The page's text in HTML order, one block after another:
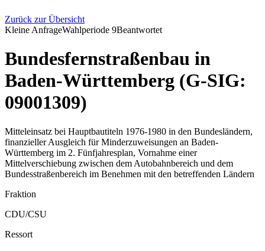
Zurück zur Übersicht
Kleine AnfrageWahlperiode 9Beantwortet
Bundesfernstraßenbau in
Baden-Württemberg (G-SIG:
09001309)
Mitteleinsatz bei Hauptbautiteln 1976-1980 in den Bundesländern,
finanzieller Ausgleich für Minderzuweisungen an Baden-
Württemberg im 2. Fünfjahresplan, Vornahme einer
Mittelverschiebung zwischen dem Autobahnbereich und dem
Bundesstraßenbereich im Benehmen mit den betreffenden Ländern
Fraktion
CDU/CSU
Ressort